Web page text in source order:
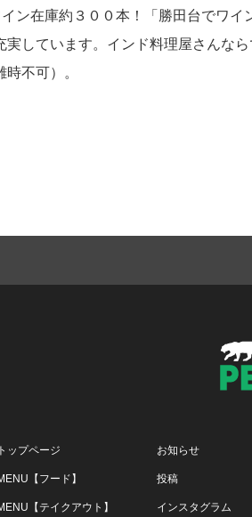
ン在庫約３００本！「勝田台でワイ
実しています。インド料理屋さんな
不可）。
トップページ
【フード】
【テイクアウト】
お知らせ
投稿
インスタグラム